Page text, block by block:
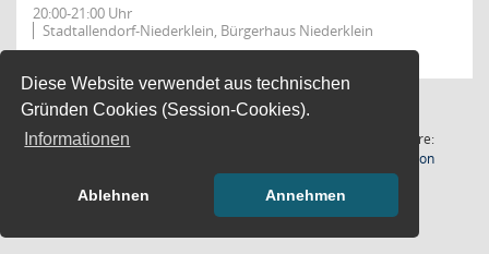
Diese Website verwendet aus technischen
Gründen Cookies (Session-Cookies).
Informationen
Ablehnen Annehmen
20:00-21:00 Uhr
Stadtallendorf-Niederklein, Bürgerhaus Niederklein
2 Sätze
Software:
Session(Wird in